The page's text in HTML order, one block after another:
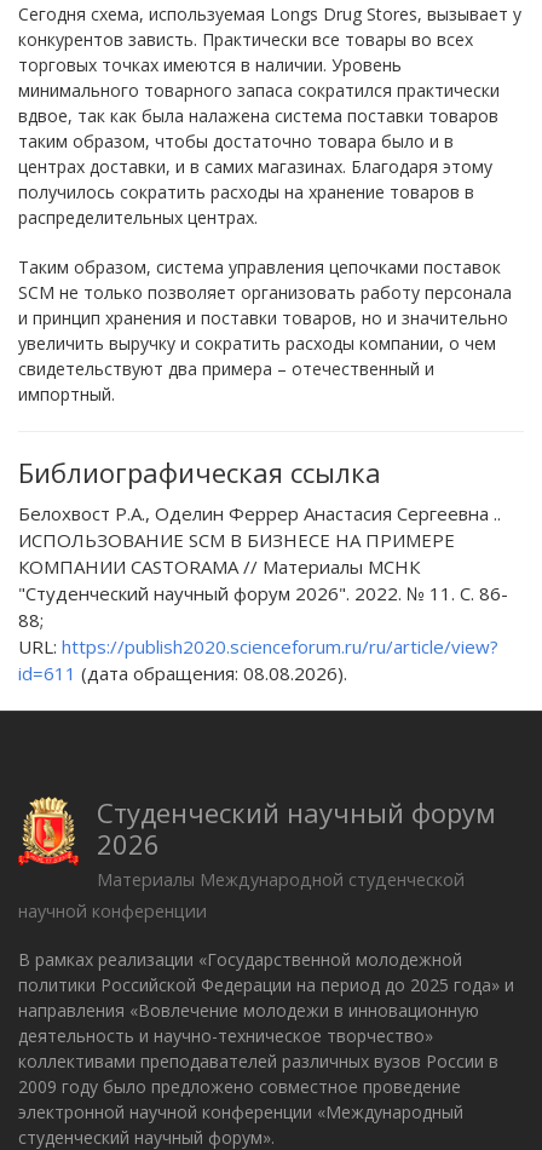
Сегодня схема, используемая Longs Drug Stores, вызывает у
конкурентов зависть. Практически все товары во всех
торговых точках имеются в наличии. Уровень
минимального товарного запаса сократился практически
вдвое, так как была налажена система поставки товаров
таким образом, чтобы достаточно товара было и в
центрах доставки, и в самих магазинах. Благодаря этому
получилось сократить расходы на хранение товаров в
распределительных центрах.
Таким образом, система управления цепочками поставок
SCM не только позволяет организовать работу персонала
и принцип хранения и поставки товаров, но и значительно
увеличить выручку и сократить расходы компании, о чем
свидетельствуют два примера – отечественный и
импортный.
Библиографическая ссылка
Белохвост Р.А., Оделин Феррер Анастасия Сергеевна ..
ИСПОЛЬЗОВАНИЕ SCM В БИЗНЕСЕ НА ПРИМЕРЕ
КОМПАНИИ CASTORAMA // Материалы МСНК
"Студенческий научный форум 2026". 2022. № 11. С. 86-
88;
URL: https://publish2020.scienceforum.ru/ru/article/view?
id=611 (дата обращения: 08.08.2026).
Студенческий научный форум
2026
Материалы Международной студенческой
научной конференции
В рамках реализации «Государственной молодежной
политики Российской Федерации на период до 2025 года» и
направления «Вовлечение молодежи в инновационную
деятельность и научно-техническое творчество»
коллективами преподавателей различных вузов России в
2009 году было предложено совместное проведение
электронной научной конференции «Международный
студенческий научный форум».